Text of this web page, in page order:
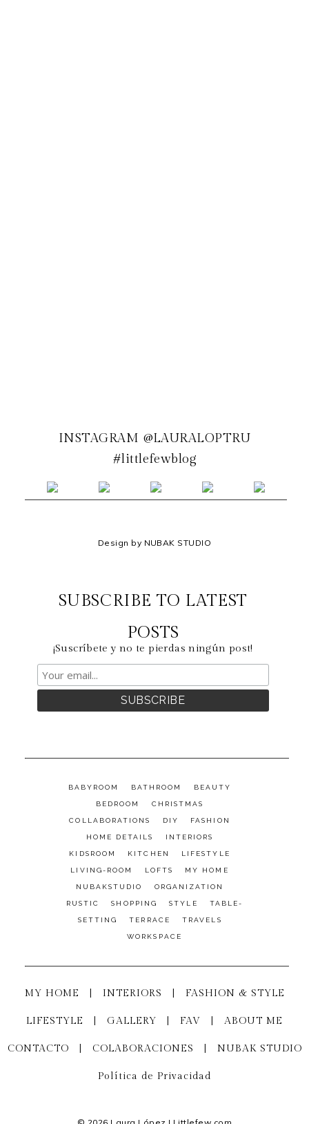
INSTAGRAM @LAURALOPTRU
#littlefewblog
Design by NUBAK STUDIO
SUBSCRIBE TO LATEST
POSTS
¡Suscríbete y no te pierdas ningún post!
BABYROOM BATHROOM BEAUTY
BEDROOM CHRISTMAS
COLLABORATIONS DIY FASHION
HOME DETAILS INTERIORS
KIDSROOM KITCHEN LIFESTYLE
LIVING-ROOM LOFTS MY HOME
NUBAKSTUDIO ORGANIZATION
RUSTIC SHOPPING STYLE TABLE-
SETTING TERRACE TRAVELS
WORKSPACE
MY HOME INTERIORS FASHION & STYLE
LIFESTYLE GALLERY FAV ABOUT ME
CONTACTO COLABORACIONES NUBAK STUDIO
Política de Privacidad